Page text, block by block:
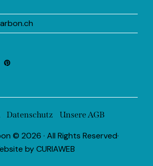
Datenschutz Unsere AGB
© 2026 · All Rights Reserved·
byCURIAWEB